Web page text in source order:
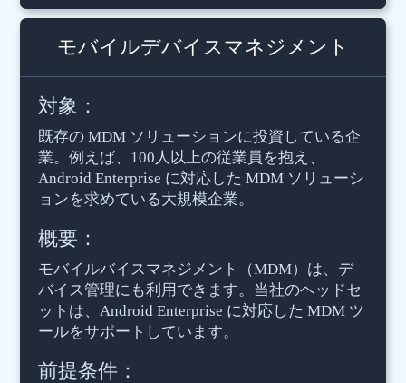
モバイルデバイスマネジメント
対象：
既存の MDM ソリューションに投資している企
業。例えば、100人以上の従業員を抱え、
Android Enterprise に対応した MDM ソリューシ
ョンを求めている大規模企業。
概要：
モバイルバイスマネジメント（MDM）は、デ
バイス管理にも利用できます。当社のヘッドセ
ットは、Android Enterprise に対応した MDM ツ
ールをサポートしています。
前提条件：